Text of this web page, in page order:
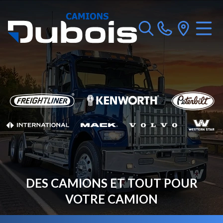
DES CAMIONS ET TOUT POUR
VOTRE CAMION